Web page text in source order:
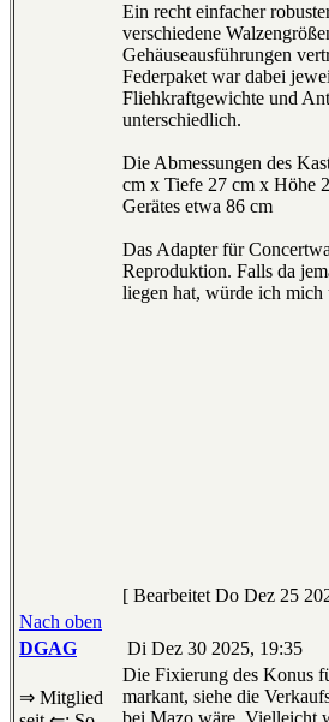
Ein recht einfacher
verschiedene
Gehäuseausführungen
Federpaket war dabei
Fliehkraftgewichte und
unterschiedlich.
Die Abmessungen des
cm x Tiefe 27 cm x Höhe
Gerätes etwa 86 cm
Das Adapter für
Reproduktion. Falls da
liegen hat, würde ich mich
[ Bearbeitet Do Dez 25
Nach oben
DGAG
Di Dez 30 2025, 19:35
⇒ Mitglied
Die Fixierung des Konus
markant, siehe die